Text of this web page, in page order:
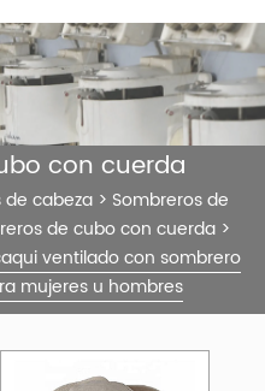
con cuerda
de cabeza > Sombreros de
de cubo con cuerda>
ventilado con sombrero
mujeres u hombres